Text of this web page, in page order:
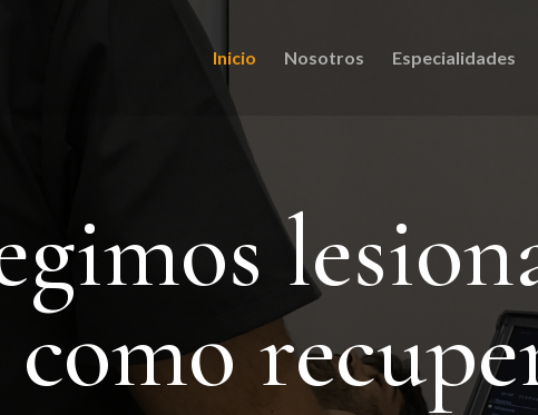
Inicio Nosotros Especialidades